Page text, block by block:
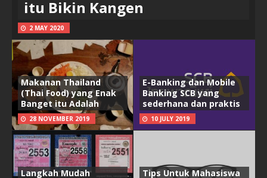
itu Bikin Kangen
2 MAY 2020
Makanan Thailand
(Thai Food) yang Enak
Banget itu Adalah
28 NOVEMBER 2019
E-Banking dan Mobile
Banking SCB yang
sederhana dan praktis
10 JULY 2019
Langkah Mudah Tips Untuk Mahasiswa